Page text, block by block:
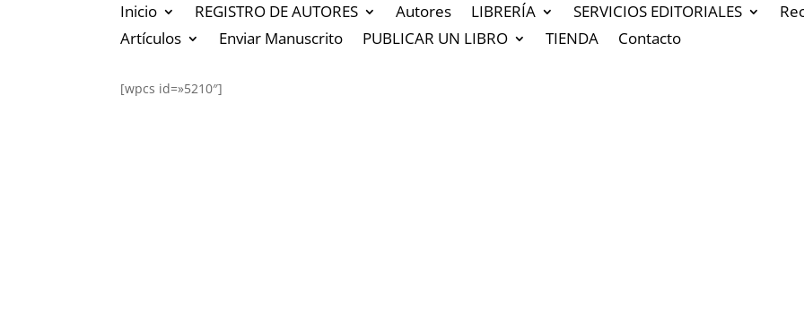
Inicio REGISTRO DE AUTORES Autores LIBRERÍA SERVICIOS EDITORIALES
Artículos
Enviar Manuscrito PUBLICAR UN LIBRO TIENDA Contacto
[wpcs id=»5210″]